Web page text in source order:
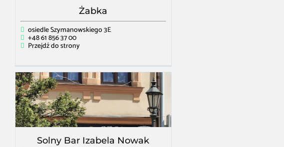
Żabka
osiedle Szymanowskiego 3E
+48 61 856 37 00
Przejdź do strony
Solny Bar Izabela Nowak